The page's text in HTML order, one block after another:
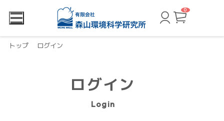
カ
ペ
0
トップ ログイン
ログイン
Login